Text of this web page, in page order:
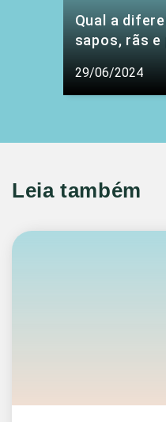
Qual a
sapos, rãs e
29/06/2024
Leia também